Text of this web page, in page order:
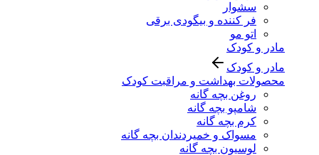
سشوار
فر کننده و بیگودی برقی
اتو مو
مادر و کودک
مادر و کودک
محصولات بهداشت و مراقبت کودک
روغن بچه گانه
شامپو بچه گانه
کرم بچه گانه
مسواک و خمیردندان بچه گانه
لوسیون بچه گانه